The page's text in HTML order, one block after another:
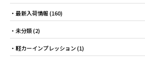
最新入荷情報(160)
未分類(2)
軽カーインプレッション(1)